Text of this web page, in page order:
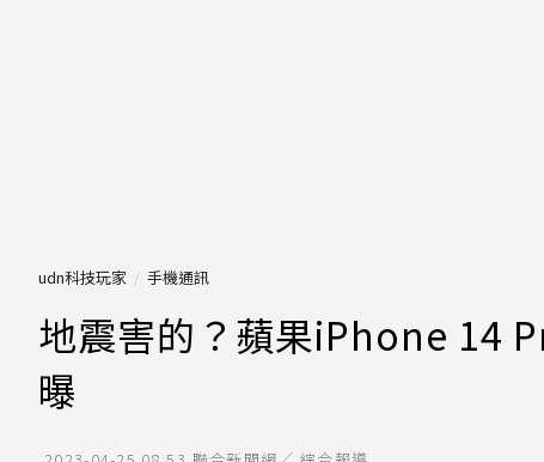
udn科技玩家 手機通訊
地震害的？蘋果iPhone 14
曝